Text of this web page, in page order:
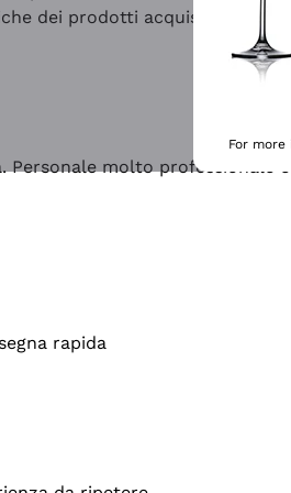
dei prodotti acquistati
Personale molto
rapida
For